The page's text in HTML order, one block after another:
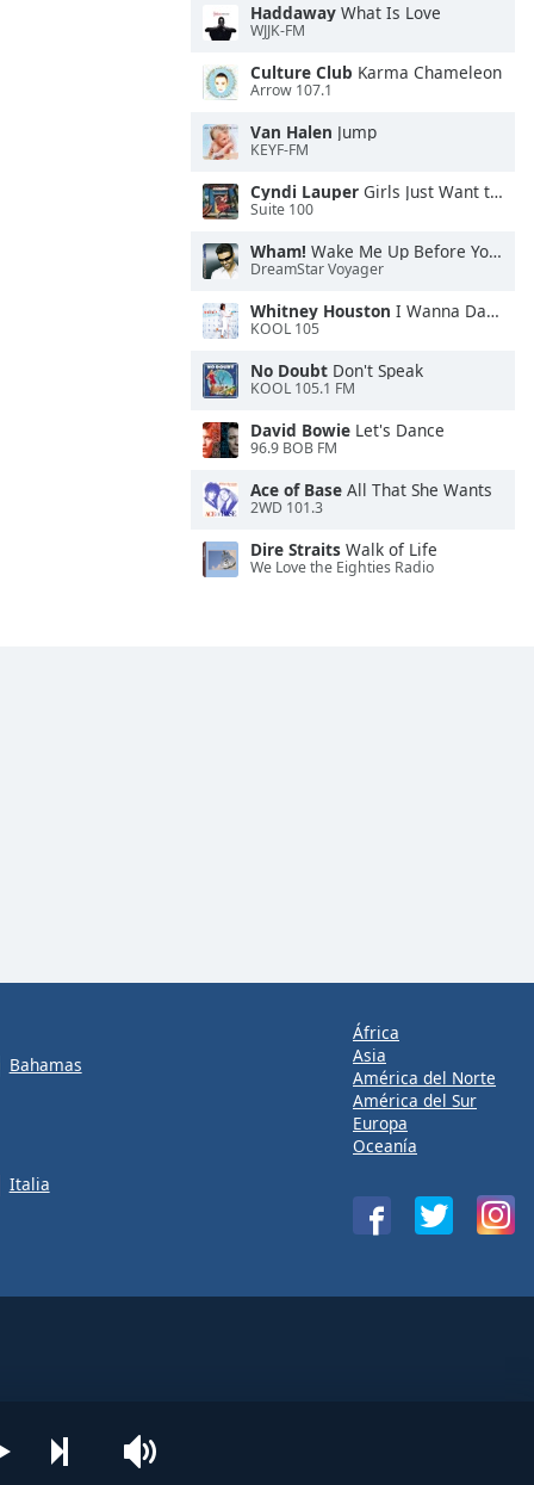
Haddaway What Is Love
WJJK-FM
Culture Club Karma Chameleon
Arrow 107.1
Van Halen Jump
KEYF-FM
Cyndi Lauper Girls Just Want to Have Fun
Suite 100
Wham! Wake Me Up Before You Go-Go
DreamStar Voyager
Whitney Houston I Wanna Dance With Somebody
KOOL 105
No Doubt Don't Speak
KOOL 105.1 FM
David Bowie Let's Dance
96.9 BOB FM
Ace of Base All That She Wants
2WD 101.3
Dire Straits Walk of Life
We Love the Eighties Radio
Bahamas
Italia
África
Asia
América del Norte
América del Sur
Europa
Oceanía